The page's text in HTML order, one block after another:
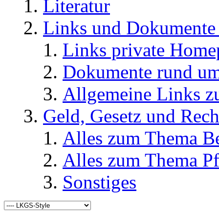
Literatur
Links und
Links private
Dokumente rund
Allgemeine Links
Geld, Gesetz und
Alles zum Thema
Alles zum Thema
Sonstiges